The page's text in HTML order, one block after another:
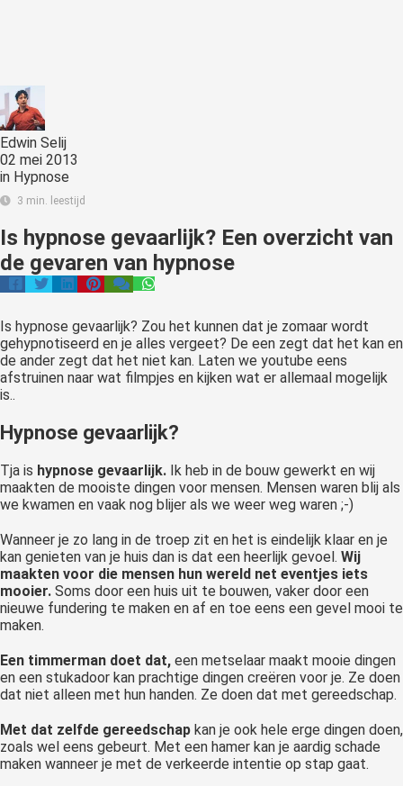
Edwin Selij
02 mei 2013
in Hypnose
3 min. leestijd
Is hypnose gevaarlijk? Een overzicht van
de gevaren van hypnose
Is hypnose gevaarlijk? Zou het kunnen dat je zomaar wordt
gehypnotiseerd en je alles vergeet? De een zegt dat het kan en
de ander zegt dat het niet kan. Laten we youtube eens
afstruinen naar wat filmpjes en kijken wat er allemaal mogelijk
is..
Hypnose gevaarlijk?
Tja is hypnose gevaarlijk. Ik heb in de bouw gewerkt en wij
maakten de mooiste dingen voor mensen. Mensen waren blij als
we kwamen en vaak nog blijer als we weer weg waren ;-)
Wanneer je zo lang in de troep zit en het is eindelijk klaar en je
kan genieten van je huis dan is dat een heerlijk gevoel. Wij
maakten voor die mensen hun wereld net eventjes iets
mooier. Soms door een huis uit te bouwen, vaker door een
nieuwe fundering te maken en af en toe eens een gevel mooi te
maken.
Een timmerman doet dat, een metselaar maakt mooie dingen
en een stukadoor kan prachtige dingen creëren voor je. Ze doen
dat niet alleen met hun handen. Ze doen dat met gereedschap.
Met dat zelfde gereedschap kan je ook hele erge dingen doen,
zoals wel eens gebeurt. Met een hamer kan je aardig schade
maken wanneer je met de verkeerde intentie op stap gaat.